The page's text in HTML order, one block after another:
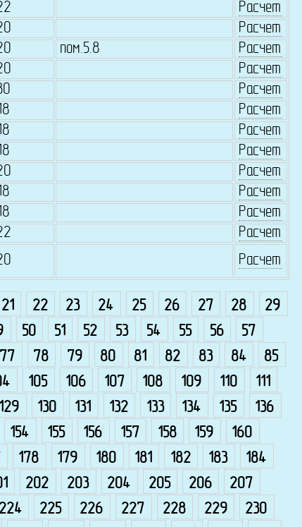
Расчет
Расчет
пом.5.8
Расчет
Расчет
Расчет
Расчет
Расчет
Расчет
Расчет
Расчет
Расчет
Расчет
Расчет
21 22 23 24 25 26 27 28
29
50 51 52 53 54 55 56
57
77 78 79 80 81 82 83 84
85
105 106 107 108 109 110
111
129 130 131 132 133 134 135
136
154 155 156 157 158 159
160
178 179 180 181 182 183
184
202 203 204 205 206
207
224 225 226 227 228 229 230